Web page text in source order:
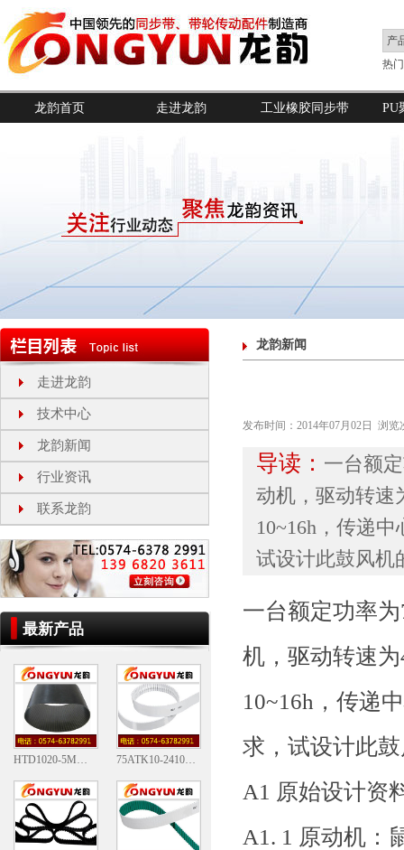
热
龙韵首页 走进龙韵 工业橡胶同步带 PU
走进龙韵
技术中心
龙韵新闻
行业资讯
联系龙韵
最新产品
HTD1020-5M圆弧齿同步带 75ATK10-2410-DL聚氨酯双面齿同步
龙韵新闻
发布时间：2014年07月02日 浏览
导读： 一台额
动机，驱动转速
10~16h，传递
试设计此鼓风机
一台额定功率
机，驱动转速
10~16h，传递
求，试设计此
A1 原始设计资
A1. 1 原动机：